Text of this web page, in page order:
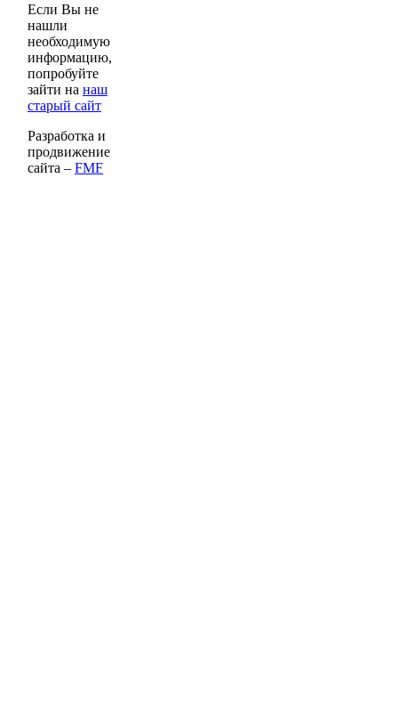
Если Вы не
нашли
необходимую
информацию,
попробуйте
зайти на наш
старый сайт
Разработка и
продвижение
сайта – FMF